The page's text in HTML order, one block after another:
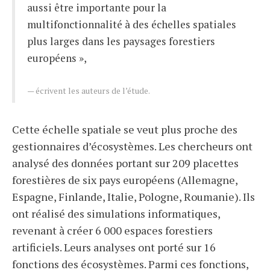
aussi être importante pour la
multifonctionnalité à des échelles spatiales
plus larges dans les paysages forestiers
européens »,
écrivent les auteurs de l’étude.
Cette échelle spatiale se veut plus proche des
gestionnaires d’écosystèmes. Les chercheurs ont
analysé des données portant sur 209 placettes
forestières de six pays européens (Allemagne,
Espagne, Finlande, Italie, Pologne, Roumanie). Ils
ont réalisé des simulations informatiques,
revenant à créer 6 000 espaces forestiers
artificiels. Leurs analyses ont porté sur 16
fonctions des écosystèmes. Parmi ces fonctions,